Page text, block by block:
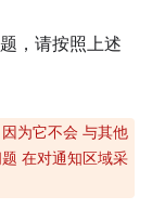
，请按照上述
为它不会 与其他
在对通知区域采